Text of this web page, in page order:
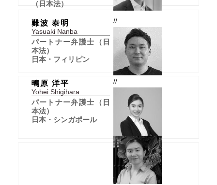
（日本法）
難波 泰明
Yasuaki Nanba
パートナー弁護士（日
本法）
日本・フィリピン
//
鴫原 洋平
Yohei Shigihara
パートナー弁護士（日
本法）
日本・シンガポール
//